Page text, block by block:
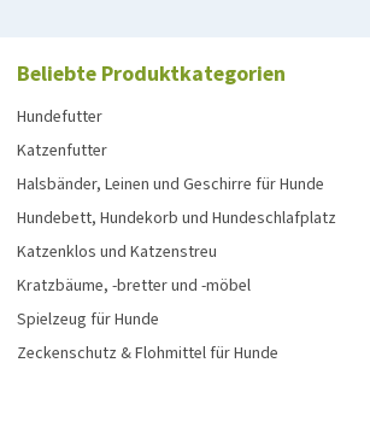
Beliebte Produktkategorien
Hundefutter
Katzenfutter
Halsbänder, Leinen und Geschirre für Hunde
Hundebett, Hundekorb und Hundeschlafplatz
Katzenklos und Katzenstreu
Kratzbäume, -bretter und -möbel
Spielzeug für Hunde
Zeckenschutz & Flohmittel für Hunde